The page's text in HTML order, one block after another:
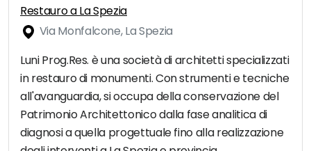
Restauro a La Spezia
Via Monfalcone, La Spezia
Luni Prog.Res. è una società di architetti specializzati
in restauro di monumenti. Con strumenti e tecniche
all'avanguardia, si occupa della conservazione del
Patrimonio Architettonico dalla fase analitica di
diagnosi a quella progettuale fino alla realizzazione